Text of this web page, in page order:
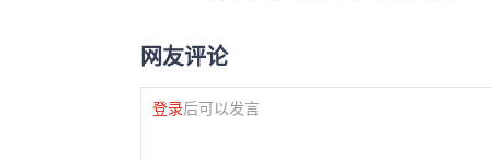
网友评论
登录后可以发言